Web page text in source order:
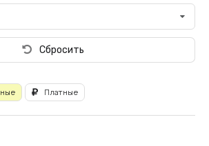
Сбросить
Платные